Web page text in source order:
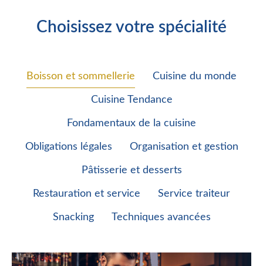
Choisissez votre spécialité
Boisson et sommellerie Cuisine du monde
Cuisine Tendance
Fondamentaux de la cuisine
Obligations légales Organisation et gestion
Pâtisserie et desserts
Restauration et service Service traiteur
Snacking Techniques avancées